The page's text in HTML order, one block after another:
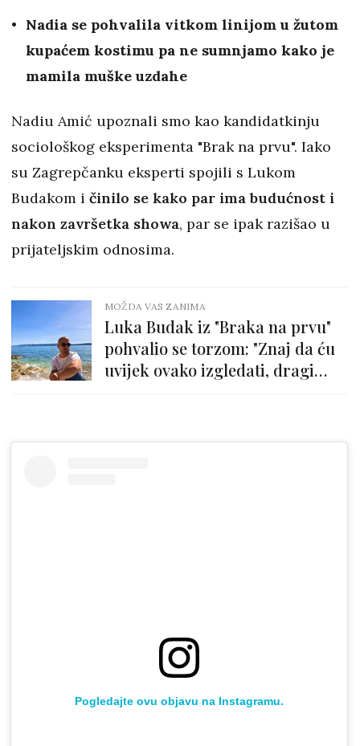
Nadia se pohvalila vitkom linijom u žutom
kupaćem kostimu pa ne sumnjamo kako je
mamila muške uzdahe
Nadiu Amić upoznali smo kao kandidatkinju
sociološkog eksperimenta "Brak na prvu". Iako
su Zagrepčanku eksperti spojili s Lukom
Budakom i činilo se kako par ima budućnost i
nakon završetka showa, par se ipak razišao u
prijateljskim odnosima.
MOŽDA VAS ZANIMA
Luka Budak iz "Braka na prvu"
pohvalio se torzom: "Znaj da ću
uvijek ovako izgledati, dragi
Pogledajte ovu objavu na Instagramu.